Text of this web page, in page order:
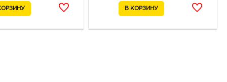
ЦУМ: руб.
Белгородская обл, г